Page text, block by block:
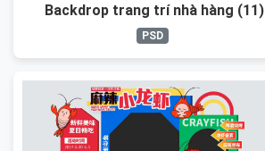
Backdrop trang trí nhà hàng (11)
PSD